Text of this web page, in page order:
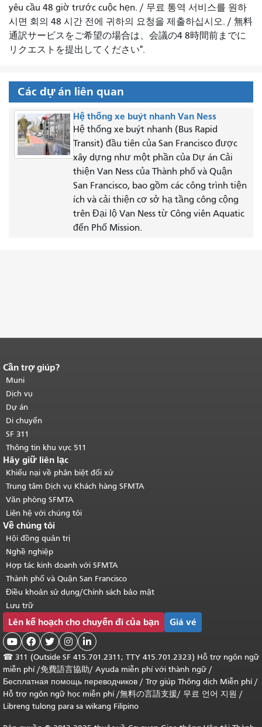
yêu cầu 48 giờ trước cuộc hẹn. / 무료 통역 서비스를 원하
시면 회의 48 시간 전에 귀하의 요청을 제출하십시오. / 無料
通訳サービスをご希望の場合は、会議の4 8時間前までに
リクエストを提出してください".
Các dự án liên quan
Hệ thống xe buýt nhanh Van Ness
Hệ thống xe buýt nhanh (Bus Rapid
Transit) đầu tiên của San Francisco được
xây dựng như một phần của Dự án Cải
thiện Van Ness của Thành phố và Quận
San Francisco, bao gồm các công trình tiện
ích và cải thiện cơ sở hạ tầng công cộng
trên Đại lộ Van Ness từ Công viên Aquatic
đến Phố Mission.
Kết thúc nội dung trang.
của trang này được lặp lại trên mọi
trang.Quay lại đầu trang nội dung
chính.
Cần trợ giúp?
Muni
Dịch vụ
Dự án
Di chuyển
SF 311
Thông tin khu vực 511
Hãy giữ liên lạc
Khiếu nại về phân biệt đối xử
Trung tâm Dịch vụ Khách hàng SFMTA
Văn phòng SFMTA
Liên hệ với chúng tôi
Về chúng tôi
Hội đồng quản trị
Nghề nghiệp
Hợp tác kinh doanh với SFMTA
Thành phố và Quận San Francisco
Điều khoản sử dụng/Chính sách bảo mật
Lưu trữ
Lên kế hoạch cho chuyến đi của bạn Giá vé
    
☎ 311 (Outside SF 415.701.2311; TTY 415.701.2323) Hỗ trợ ngôn ngữ
miễn phí /免費語言協助/ Ayuda miễn phí với thành ngữ /
Бесплатная помощь переводчиков / Trợ giúp Thông dịch Miễn phí/
Hỗ trợ ngôn ngữ học miễn phí/無料の言語支援/ 무료 언어 지원 /
Libreng tulong para sa wikang Filipino